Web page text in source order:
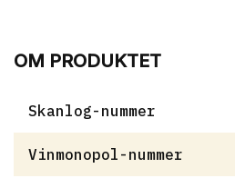
OM PRODUKTET
Skanlog-nummer
Vinmonopol-nummer